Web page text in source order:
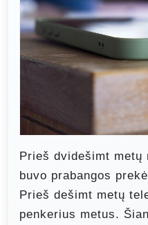
Prieš dvidešimt metų
buvo prabangos
Prieš dešimt metų
penkerius metus.